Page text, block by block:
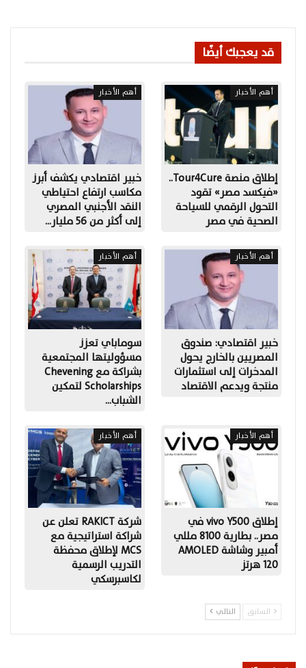
قد يعجبك أيضًا
أهم الأخبار
إطلاق منصة Tour4Cure..
«فيكسد مصر» تقود
التحول الرقمي للسياحة
الصحية في مصر
أهم الأخبار
خبير اقتصادي يكشف أبرز
مكاسب ارتفاع احتياطي
النقد الأجنبي المصري
إلى أكثر من 56 مليار…
أهم الأخبار
خبير اقتصادي: صندوق
المصريين بالخارج يحول
المدخرات إلى استثمارات
منتجة ويدعم الاقتصاد
أهم الأخبار
سوماباي تعزز
مسؤوليتها المجتمعية
بشراكة مع Chevening
Scholarships لتمكين
الشباب…
أهم الأخبار
إطلاق vivo Y500 في
مصر.. بطارية 8100 مللي
أمبير وشاشة AMOLED
120 هرتز
أهم الأخبار
شركة RAKICT تعلن عن
شراكة استراتيجية مع
MCS لإطلاق محفظة
التدريب الرسمية
لكاسبرسكي
السابق التالي